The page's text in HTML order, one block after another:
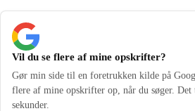
Vil du se flere af mine opskrifter?
Gør min side til en foretrukken kilde på
flere af mine opskrifter op, når du søger. Det
sekunder.